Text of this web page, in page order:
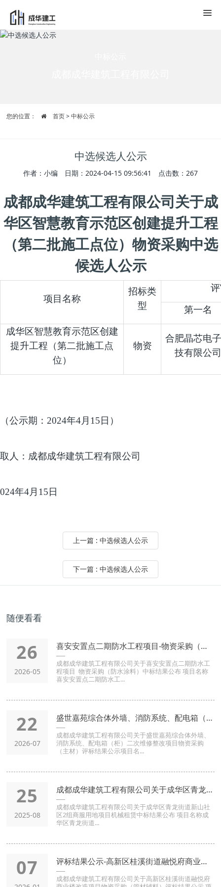
您的位置： 首页>中标公示
中选候选人公示
作者：小编 日期：2024-04-15 09:56:41 点击数： 267
成都成华建筑工程有限公司关于成
华区智慧教育示范区创建提升工程
（第二批施工点位）物资采购中选
候选人公示
项目名称
招标类
型
第一名
成华区智慧教育示范区创建
提升工程（第二批施工点
位）
物资
合肥晶芯电
技有限公司
（公示期： 2024年4月 15 日）
取人：成都成华建筑工程有限公司
024年4月 15 日
上一篇 : 中选候选人公示
下一篇 : 中选候选人公示
随便看看
喜安安置点二期防水工程项目-物资采购（防水涂料）-中标结果公
成都成华建筑工程有限公司关于喜安安置点二期防水工
程项目 物资采购（防水涂料）中标结果公布 项目名称
喜安安置点二期防水工...
26
2026-05
盛世嘉苑综合体外墙、消防系统、配电箱（柜）二次维修整改项目-
成都成华建筑工程有限公司关于盛世嘉苑综合体外墙、
消防系统、配电箱（柜）二次维修整改项目物资采购
（主材）评标结果公示项目名...
22
2026-07
成都成华建筑工程有限公司关于成华区青龙街道新山社区2组商服用
成都成华建筑工程有限公司关于成华区青龙街道新山社
区2组商服用地项目机械租赁中标结果公布 项目名称成
华区青龙街道...
25
2025-08
评标结果公示-高新区桂溪街道融悦府商业楼改造项目-物资采购（
成都成华建筑工程有限公司关于高新区桂溪街道融悦府
07